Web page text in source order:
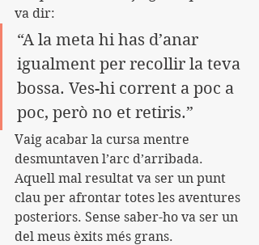
va dir:
“A la meta hi has d’anar
igualment per recollir la teva
bossa. Ves-hi corrent a poc a
poc, però no et retiris.”
Vaig acabar la cursa mentre
desmuntaven l’arc d’arribada.
Aquell mal resultat va ser un punt
clau per afrontar totes les aventures
posteriors. Sense saber-ho va ser un
del meus èxits més grans.